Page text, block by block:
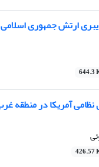
ارتش جمهوری
644.3
نظامی آمریکا در منطقه
426.57